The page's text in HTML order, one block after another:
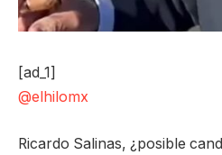
[ad_1]
@elhilomx
Ricardo Salinas, ¿posible